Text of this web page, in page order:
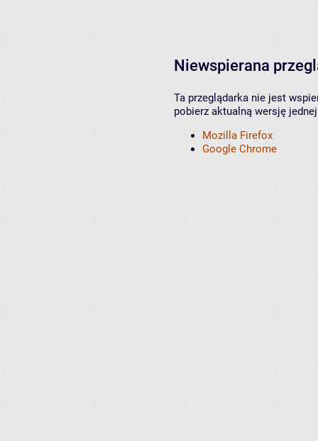
Niewspierana
Ta przeglądarka nie jest
pobierz aktualną wersję
Mozilla Firefox
Google Chrome